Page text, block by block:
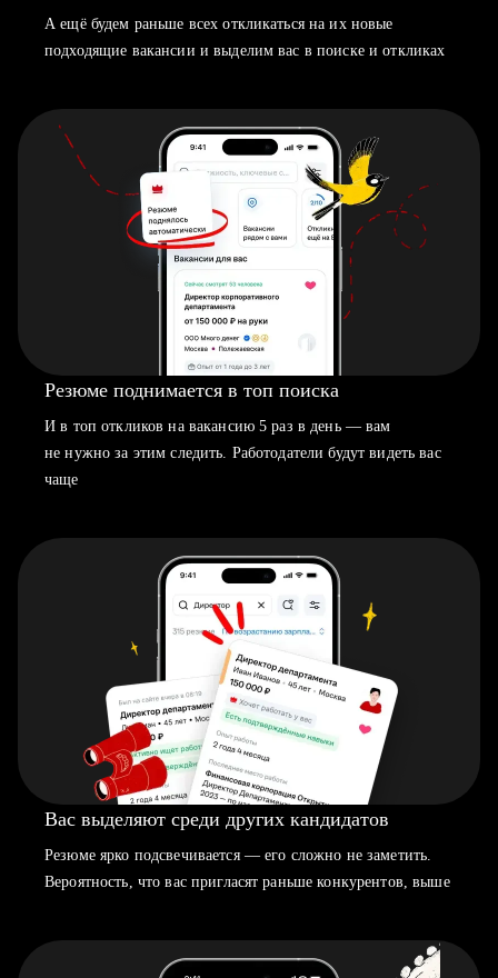
А ещё будем раньше всех откликаться на их новые
подходящие вакансии и выделим вас в поиске и откликах
Резюме поднимается в топ поиска
И в топ откликов на вакансию 5 раз в день — вам
не нужно за этим следить. Работодатели будут видеть вас
чаще
Вас выделяют среди других кандидатов
Резюме ярко подсвечивается — его сложно не заметить.
Вероятность, что вас пригласят раньше конкурентов, выше